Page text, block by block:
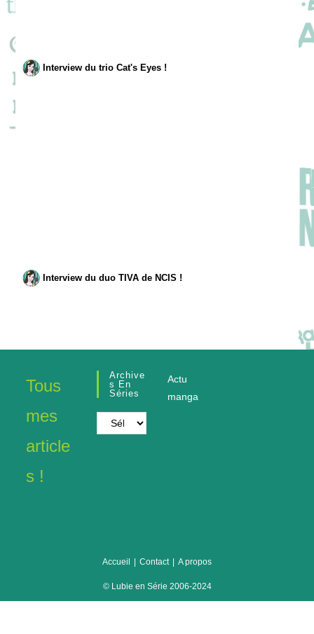
Interview du trio Cat's Eyes !
Interview du duo TIVA de NCIS !
Tous
mes
article
s !
Archive
S En
Séries
Archives
en
Actu
manga
Accueil Contact A propos
© Lubie en Série 2006-2024